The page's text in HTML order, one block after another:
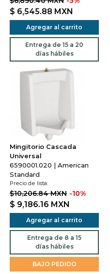
$ 6,545.88 MXN
Agregar al carrito
Entrega de 15 a 20
días hábiles
Mingitorio Cascada
Universal
6590001.020 | American
Standard
Precio de lista:
$10,206.84 MXN -10%
$ 9,186.16 MXN
Agregar al carrito
Entrega de 8 a 15
días hábiles
BAJO PEDIDO